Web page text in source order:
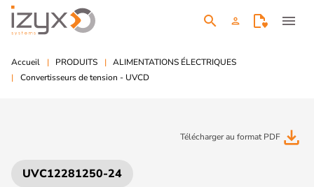
search person menu
Accueil PRODUITS
ALIMENTATIONS ÉLECTRIQUES
Convertisseurs de tension - UVCD
Télécharger au format PDF file_download
UVC12281250-24